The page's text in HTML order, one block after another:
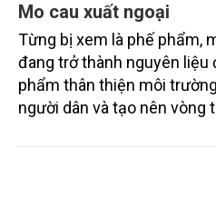
Mo cau xuất ngoại
Từng bị xem là phế phẩm,
đang trở thành nguyên
phẩm thân thiện môi
người dân và tạo nên vòng
chén, dĩa... từ mo cau đã